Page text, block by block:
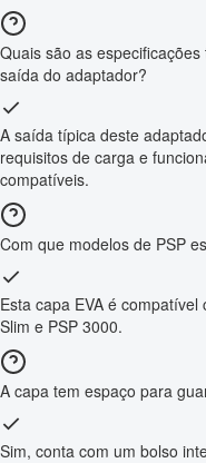
Quais são as
saída do adaptador?
A saída típica deste
requisitos de carga e
compatíveis.
Com que modelos de PSP
Esta capa EVA é
Slim e PSP 3000.
A capa tem espaço para
Sim, conta com um bolso